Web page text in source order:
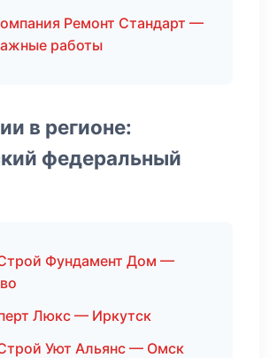
Ремонт Стандарт —
работы
в регионе:
федеральный
Фундамент Дом —
Люкс — Иркутск
Уют Альянс — Омск